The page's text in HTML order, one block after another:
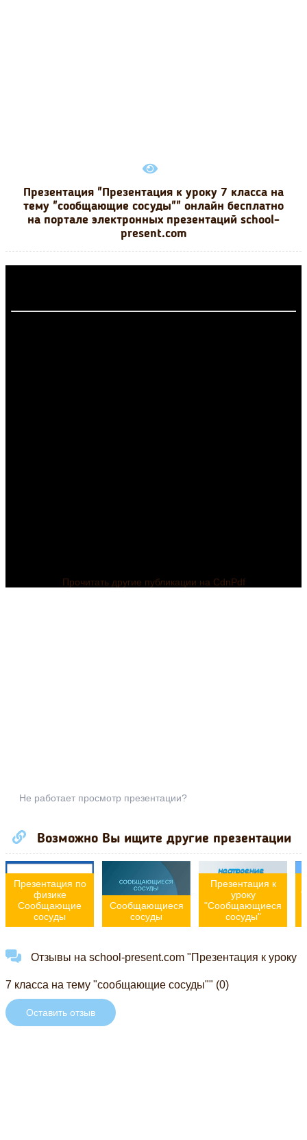
Презентация "Презентация к уроку 7 класса на
тему "сообщающие сосуды"" онлайн бесплатно
на портале электронных презентаций school-
present.com
Прочитать другие публикации на CdnPdf
Не работает просмотр презентации?
Возможно Вы ищите другие презентации
Презентация по
физике
Сообщающие
сосуды
Сообщающиеся
сосуды
Презентация к
уроку
"Сообщающиеся
сосуды"
Отзывы на school-present.com "Презентация к уроку
7 класса на тему "сообщающие сосуды"" (0)
Оставить отзыв